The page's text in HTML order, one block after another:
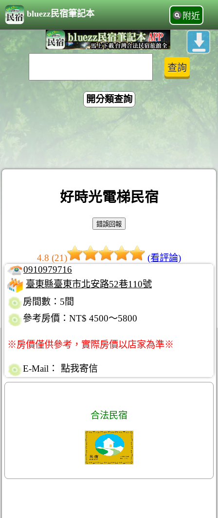
bluezz民宿筆記本 附近
開分類查詢
好時光電梯民宿
4.8 (21)
(看評論)
0910979716
臺東縣臺東市北安路52巷110號
房間數：5間
參考房價：NT$ 4500～5800
※房價僅供參考，實際房價以店家為準※
E-Mail： 點我寄信
合法民宿